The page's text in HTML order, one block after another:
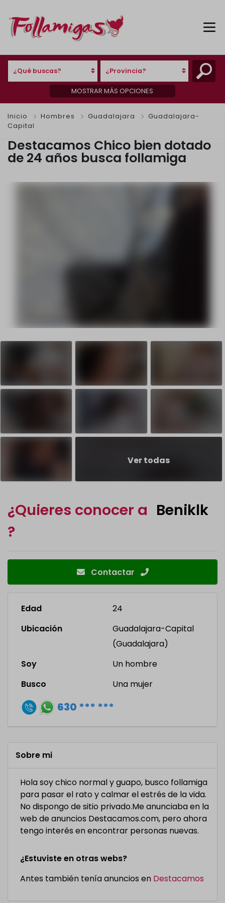
¿Qué buscas? ¿Provincia?
MOSTRAR MÁS OPCIONES
Inicio Hombres Guadalajara
Guadalajara-
Capital
Destacamos Chico bien dotado
de 24 años busca follamiga
Ver todas
¿Quieres conocer a Beniklk
?
Contactar
Edad
24
Ubicación
Guadalajara-Capital
(Guadalajara)
Soy
Un hombre
Busco
Una mujer
630 *** ***
Sobre mi
Hola soy chico normal y guapo, busco follamiga
para pasar el rato y calmar el estrés de la vida.
No dispongo de sitio privado.Me anunciaba en la
web de anuncios Destacamos.com, pero ahora
tengo interés en encontrar personas nuevas.
¿Estuviste en otras webs?
Antes también tenía anuncios en Destacamos